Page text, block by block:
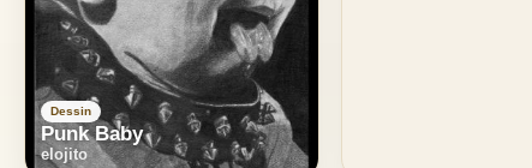
Dessin
Punk Baby
elojito